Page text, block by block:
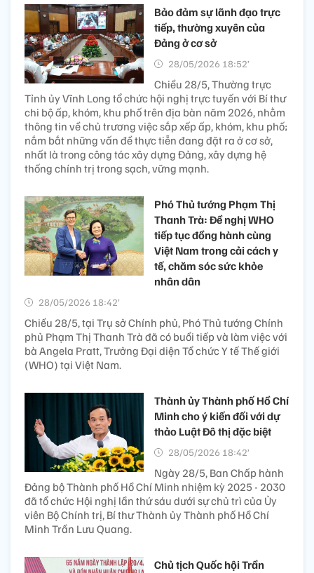
Bảo đảm sự lãnh đạo trực
tiếp, thường xuyên của
Đảng ở cơ sở
28/05/2026 18:52’
Chiều 28/5, Thường trực
Tỉnh ủy Vĩnh Long tổ chức hội nghị trực tuyến với Bí thư
chi bộ ấp, khóm, khu phố trên địa bàn năm 2026, nhằm
thông tin về chủ trương việc sắp xếp ấp, khóm, khu phố;
nắm bắt những vấn đề thực tiễn đang đặt ra ở cơ sở,
nhất là trong công tác xây dựng Đảng, xây dựng hệ
thống chính trị trong sạch, vững mạnh.
Phó Thủ tướng Phạm Thị
Thanh Trà: Đề nghị WHO
tiếp tục đồng hành cùng
Việt Nam trong cải cách y
tế, chăm sóc sức khỏe
nhân dân
28/05/2026 18:42’
Chiều 28/5, tại Trụ sở Chính phủ, Phó Thủ tướng Chính
phủ Phạm Thị Thanh Trà đã có buổi tiếp và làm việc với
bà Angela Pratt, Trưởng Đại diện Tổ chức Y tế Thế giới
(WHO) tại Việt Nam.
Thành ủy Thành phố Hồ Chí
Minh cho ý kiến đối với dự
thảo Luật Đô thị đặc biệt
28/05/2026 18:42’
Ngày 28/5, Ban Chấp hành
Đảng bộ Thành phố Hồ Chí Minh nhiệm kỳ 2025 - 2030
đã tổ chức Hội nghị lần thứ sáu dưới sự chủ trì của Ủy
viên Bộ Chính trị, Bí thư Thành ủy Thành phố Hồ Chí
Minh Trần Lưu Quang.
Chủ tịch Quốc hội Trần